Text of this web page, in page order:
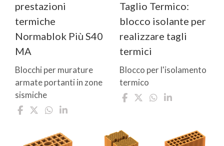
prestazioni
termiche
Normablok Più S40
MA
Blocchi per murature
armate portanti in zone
sismiche
Taglio Termico:
blocco isolante per
realizzare tagli
termici
Blocco per l'isolamento
termico